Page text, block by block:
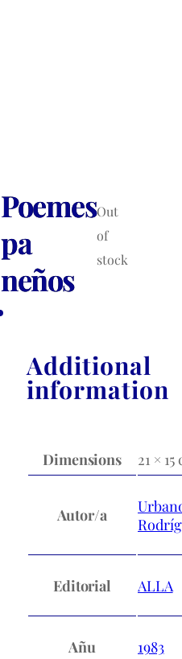
Poemes
pa
neños
Out
of
stock
Additional
information
Dimensions 21 × 15
Autor/a
Editorial ALLA
Añu 1983